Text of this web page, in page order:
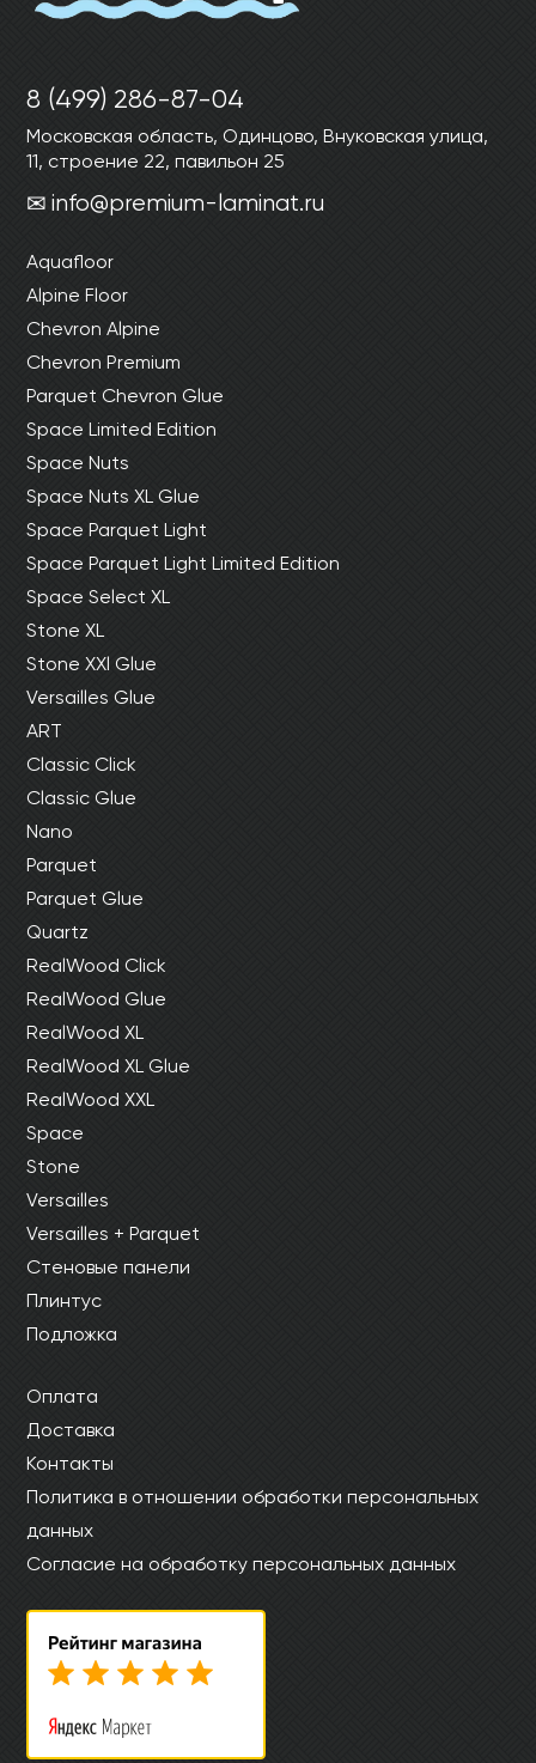
8 (499) 286-87-04
Московская область, Одинцово, Внуковская улица,
11, строение 22, павильон 25
info@premium-laminat.ru
Aquafloor
Alpine Floor
Chevron Alpine
Chevron Premium
Parquet Chevron Glue
Space Limited Edition
Space Nuts
Space Nuts XL Glue
Space Parquet Light
Space Parquet Light Limited Edition
Space Select XL
Stone XL
Stone XXl Glue
Versailles Glue
ART
Classic Click
Classic Glue
Nano
Parquet
Parquet Glue
Quartz
RealWood Click
RealWood Glue
RealWood XL
RealWood XL Glue
RealWood XXL
Space
Stone
Versailles
Versailles + Parquet
Стеновые панели
Плинтус
Подложка
Оплата
Доставка
Контакты
Политика в отношении обработки персональных
данных
Согласие на обработку персональных данных